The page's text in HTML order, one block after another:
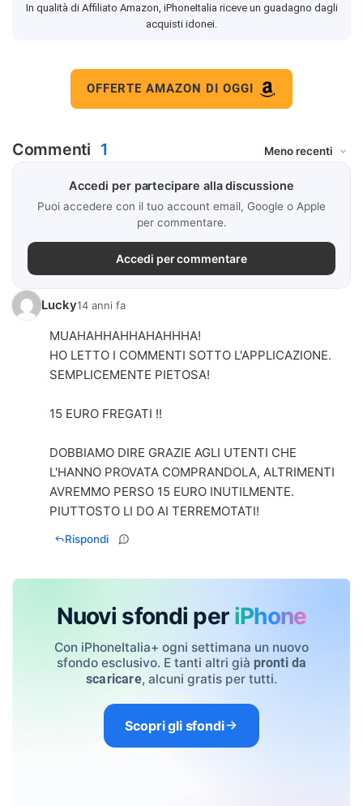
In qualità di Affiliato Amazon, iPhoneItalia riceve un guadagno dagli
acquisti idonei.
OFFERTE AMAZON DI OGGI
Commenti 1
Accedi per partecipare alla discussione
Puoi accedere con il tuo account email, Google o Apple
per commentare.
Accedi per commentare
Lucky14 anni fa
MUAHAHHAHHAHAHHHA!
HO LETTO I COMMENTI SOTTO L'APPLICAZIONE.
SEMPLICEMENTE PIETOSA!
15 EURO FREGATI !!
DOBBIAMO DIRE GRAZIE AGLI UTENTI CHE
L'HANNO PROVATA COMPRANDOLA, ALTRIMENTI
AVREMMO PERSO 15 EURO INUTILMENTE.
Rispondi
Nuovi sfondi per iPhone
Con iPhoneItalia+ ogni settimana un nuovo
sfondo esclusivo. E tanti altri già pronti da
scaricare, alcuni gratis per tutti.
Scopri gli sfondi